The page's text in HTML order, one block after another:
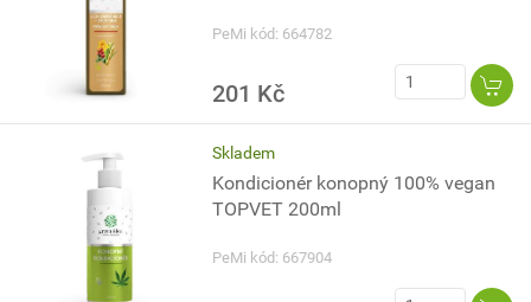
PeMi kód: 664782
201 Kč
Skladem
Kondicionér konopný 100% vegan
TOPVET 200ml
PeMi kód: 667904